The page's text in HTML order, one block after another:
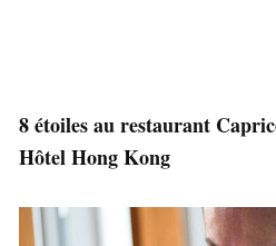
8 étoiles au restaurant
Hôtel Hong Kong